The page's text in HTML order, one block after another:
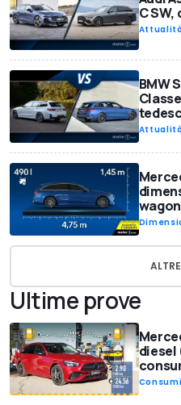
C
BMW
Ultime prove
diesel